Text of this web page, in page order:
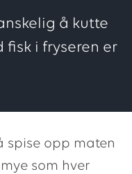
å kutte
fisk i fryseren er
spise opp maten
som hver